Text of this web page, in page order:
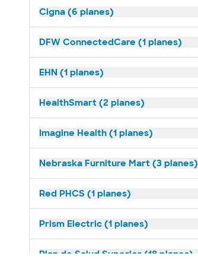
Cigna (6 planes)
DFW ConnectedCare (1 planes)
EHN (1 planes)
HealthSmart (2 planes)
Imagine Health (1 planes)
Nebraska Furniture Mart (3 planes)
Red PHCS (1 planes)
Prism Electric (1 planes)
Plan de Salud Superior (18 planes)